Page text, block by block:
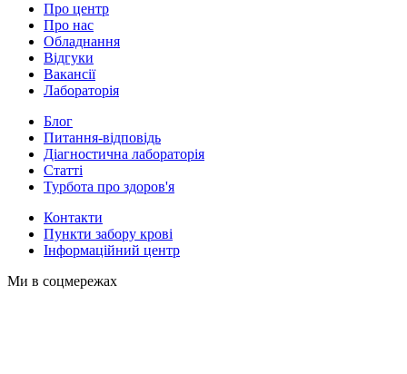
Про центр
Про нас
Обладнання
Відгуки
Вакансії
Лабораторія
Блог
Питання-відповідь
Діагностична лабораторія
Статті
Турбота про здоров'я
Контакти
Пункти забору крові
Інформаційний центр
Ми в соцмережах